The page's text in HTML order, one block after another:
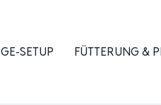
SETUP FÜTTERUNG &